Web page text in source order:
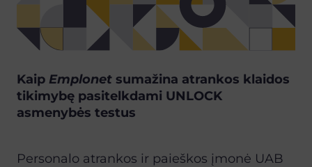
Kaip Emplonet sumažina atrankos klaidos
tikimybę pasitelkdami UNLOCK
asmenybės testus
Personalo atrankos ir paieškos įmonė UAB